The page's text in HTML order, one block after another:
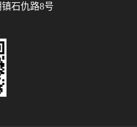
石仇路8号